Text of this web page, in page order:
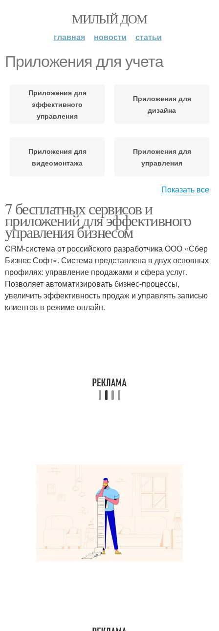
МИЛЫЙ ДОМ
главная новости статьи
Приложения для учета
Приложения для
эффективного
управления
Приложения для
дизайна
Приложения для
видеомонтажа
Приложения для
управления
безопасности
аналитики
Бесплатные
приложения
Показать все
7 бесплатных сервисов и
приложений для эффективного
управления бизнесом
CRM-система от российского разработчика ООО «Сбер
Бизнес Софт». Система представлена в двух основных
профилях: управление продажами и сфера услуг.
Позволяет автоматизировать бизнес-процессы,
увеличить эффективность продаж и управлять записью
клиентов в режиме онлайн.